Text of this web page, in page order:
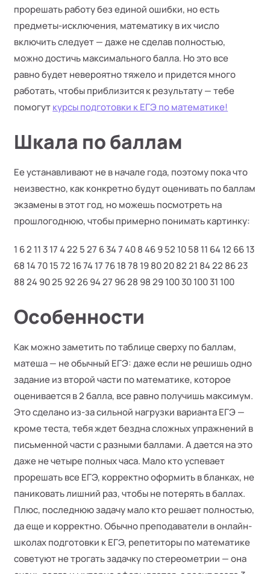
прорешать работу без единой ошибки, но есть
предметы-исключения, математику в их число
включить следует — даже не сделав полностью,
можно достичь максимального балла. Но это все
равно будет невероятно тяжело и придется много
работать, чтобы приблизится к результату — тебе
помогуткурсы подготовки к ЕГЭ по математике!
Шкала по баллам
Ее устанавливают не в начале года, поэтому пока что
неизвестно, как конкретно будут оценивать по баллам
экзамены в этот год, но можешь посмотреть на
прошлогоднюю, чтобы примерно понимать картинку:
1 6 2 11 3 17 4 22 5 27 6 34 7 40 8 46 9 52 10 58 11 64 12 66 13
68 14 70 15 72 16 74 17 76 18 78 19 80 20 82 21 84 22 86 23
88 24 90 25 92 26 94 27 96 28 98 29 100 30 100 31 100
Особенности
Как можно заметить по таблице сверху по баллам,
матеша — не обычный ЕГЭ: даже если не решишь одно
задание из второй части по математике, которое
оценивается в 2 балла, все равно получишь максимум.
Это сделано из-за сильной нагрузки варианта ЕГЭ —
кроме теста, тебя ждет бездна сложных упражнений в
письменной части с разными баллами. А дается на это
даже не четыре полных часа. Мало кто успевает
прорешать все ЕГЭ, корректно оформить в бланках, не
паниковать лишний раз, чтобы не потерять в баллах.
Плюс, последнюю задачу мало кто решает полностью,
да еще и корректно. Обычно преподаватели в онлайн-
школах подготовки к ЕГЭ, репетиторы по математике
советуют не трогать задачку по стереометрии — она